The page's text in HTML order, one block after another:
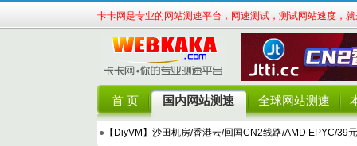
卡卡网是专业的网站测速平台，网速测试，测试网站速度，
首 页 国内网站测速 全球网站测速
● 【DiyVM】沙田机房/香港云/回国CN2线路/AMD EPYC/39